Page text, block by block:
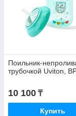
Поильник-
трубочкой Uviton,
10 100 ₸
Купить